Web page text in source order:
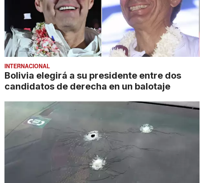
INTERNACIONAL
Bolivia elegirá a su presidente entre dos
candidatos de derecha en un balotaje